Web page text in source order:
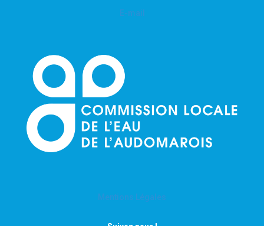
E-mail
Mentions Légales